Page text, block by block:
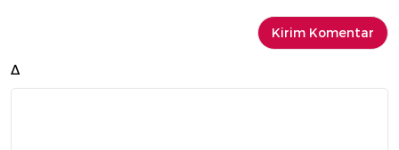
Δ